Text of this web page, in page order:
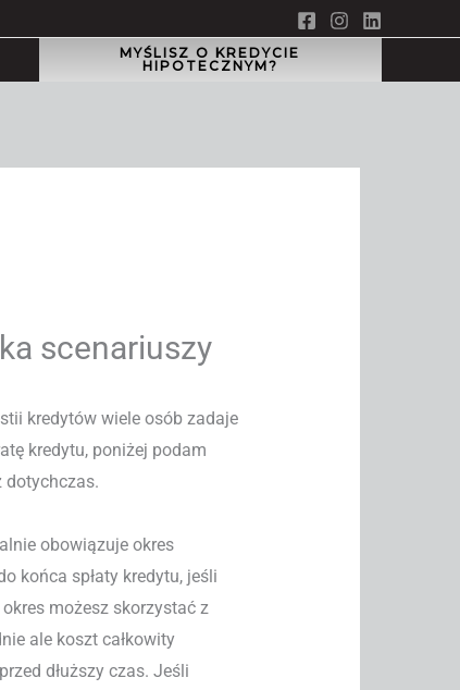
MYŚLISZ O KREDYCIE
HIPOTECZNYM?
scenariuszy
kredytów wiele osób zadaje
kredytu, poniżej podam
dotychczas.
obowiązuje okres
końca spłaty kredytu, jeśli
możesz skorzystać z
ale koszt całkowity
dłuższy czas. Jeśli